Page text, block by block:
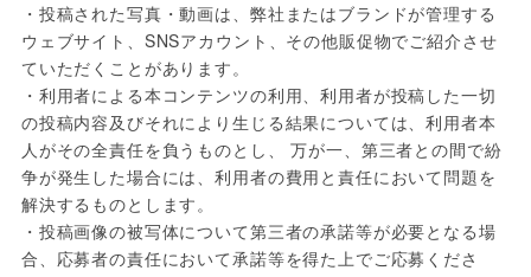
・投稿された写真・動画は、弊社またはブランドが管理する
ウェブサイト、SNSアカウント、その他販促物でご紹介させ
ていただくことがあります。
・利用者による本コンテンツの利用、利用者が投稿した一切
の投稿内容及びそれにより生じる結果については、利用者本
人がその全責任を負うものとし、 万が一、第三者との間で紛
争が発生した場合には、利用者の費用と責任において問題を
解決するものとします。
・投稿画像の被写体について第三者の承諾等が必要となる場
合、応募者の責任において承諾等を得た上でご応募くださ